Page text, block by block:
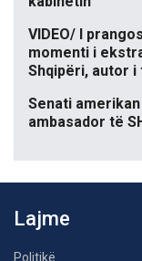
VIDEO/ I
momenti i
Shqipëri, autor
Senati
ambasador të
Lajme
Politikë